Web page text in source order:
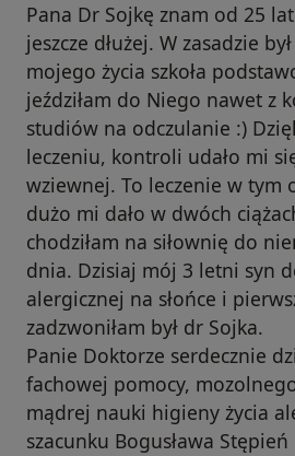
Pana Dr Sojkę znam od 25
jeszcze dłużej. W zasadzie
mojego życia szkoła
jeździłam do Niego nawet z
studiów na odczulanie :)
leczeniu, kontroli udało mi
wziewnej. To leczenie w tym
dużo mi dało w dwóch
chodziłam na siłownię do
dnia. Dzisiaj mój 3 letni syn
alergicznej na słońce i
zadzwoniłam był dr Sojka.
Panie Doktorze serdecznie
fachowej pomocy,
mądrej nauki higieny życia
szacunku Bogusława